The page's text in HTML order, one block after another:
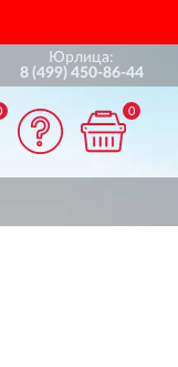
Юрлица:
8 (499) 450-86-44
0